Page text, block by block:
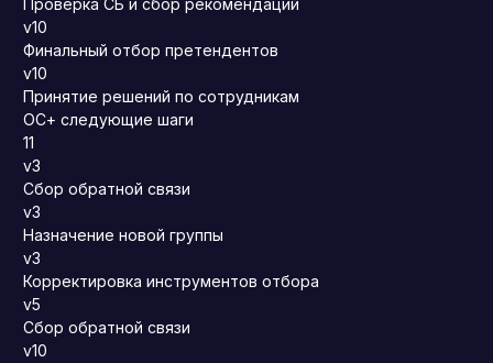
Проверка СБ и сбор рекомендаций
v10
Финальный отбор претендентов
v10
Принятие решений по сотрудникам
ОС+ следующие шаги
11
v3
Сбор обратной связи
v3
Назначение новой группы
v3
Корректировка инструментов отбора
v5
Сбор обратной связи
v10